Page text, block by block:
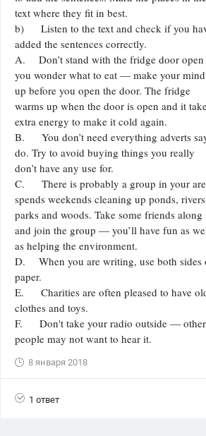
Вузы
ответа
Олимпиады
ответа
Spotlight
ГИА
ответов
text where they fit in best.
b) Listen to the text and check if you
added the sentences correctly.
A. Don’t stand with the fridge door
you wonder what to eat — make your mind
up before you open the door. The fridge
warms up when the door is open and it
extra energy to make it cold again.
B. You don’t need everything adverts
do. Try to avoid buying things you really
don’t have any use for.
C. There is probably a group in your
spends weekends cleaning up ponds,
parks and woods. Take some friends along
and join the group — you’ll have fun as
as helping the environment.
D. When you are writing, use both sides
paper.
E. Charities are often pleased to have
clothes and toys.
F. Don't take your radio outside — other
people may not want to hear it.
8 января 2018
1 ответ